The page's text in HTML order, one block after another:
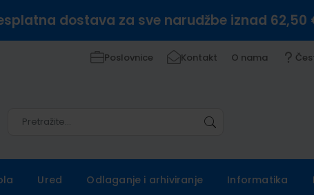
dostava za sve narudžbe iznad 62,50
Poslovnice Kontakt O nama
Ured Odlaganje i arhiviranje Informatika